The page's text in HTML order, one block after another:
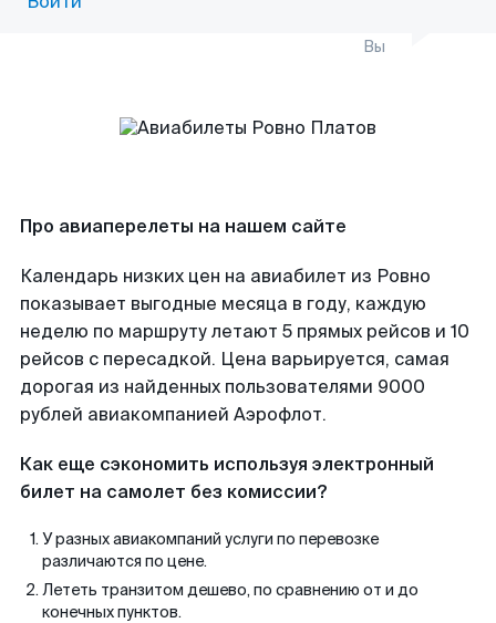
Вы
Про авиаперелеты на нашем сайте
Календарь низких цен на авиабилет из Ровно
показывает выгодные месяца в году, каждую
неделю по маршруту летают 5 прямых рейсов и 10
рейсов с пересадкой. Цена варьируется, самая
дорогая из найденных пользователями 9000
рублей авиакомпанией Аэрофлот.
Как еще сэкономить используя электронный
билет на самолет без комиссии?
У разных авиакомпаний услуги по перевозке
различаются по цене.
Лететь транзитом дешево, по сравнению от и до
конечных пунктов.